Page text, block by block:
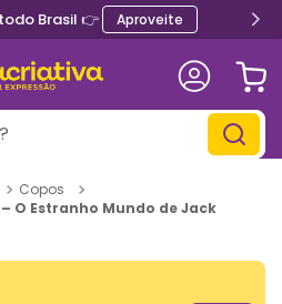
Brasil 👉 Aproveite
Copos
O Estranho Mundo de Jack